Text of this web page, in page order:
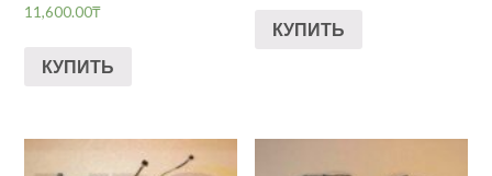
11,600.00₸
КУПИТЬ
КУПИТЬ